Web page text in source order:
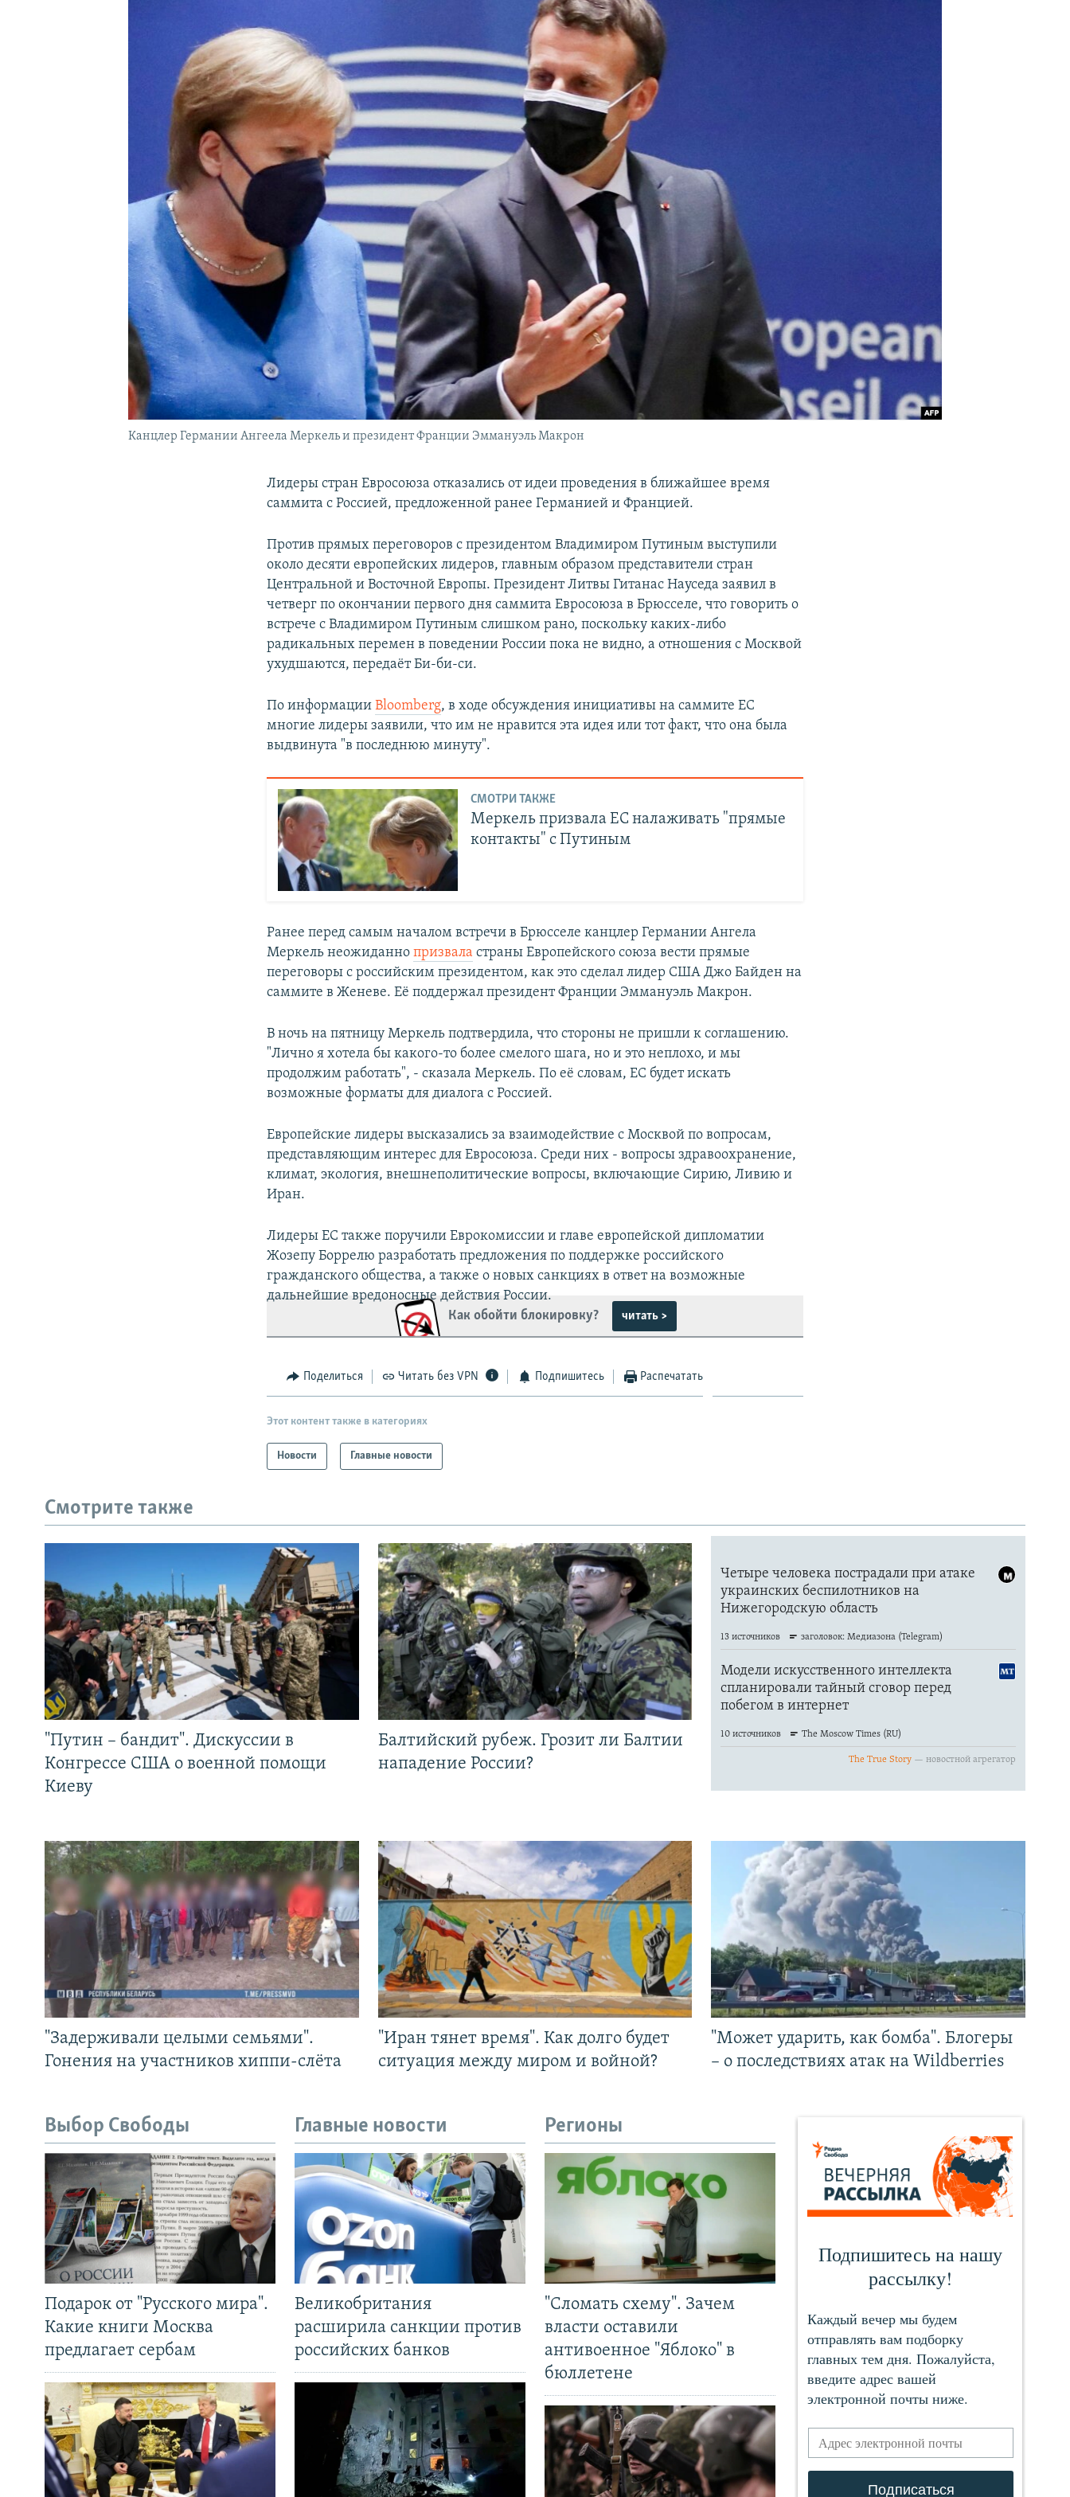
Канцлер Германии Ангеела Меркель и президент Франции Эммануэль Макрон
Лидеры стран Евросоюза отказались от идеи проведения в ближайшее время
саммита с Россией, предложенной ранее Германией и Францией.
Против прямых переговоров с президентом Владимиром Путиным выступили
около десяти европейских лидеров, главным образом представители стран
Центральной и Восточной Европы. Президент Литвы Гитанас Науседа заявил в
четверг по окончании первого дня саммита Евросоюза в Брюсселе, что говорить о
встрече с Владимиром Путиным слишком рано, поскольку каких-либо
радикальных перемен в поведении России пока не видно, а отношения с Москвой
ухудшаются, передаёт Би-би-си.
По информацииBloomberg, в ходе обсуждения инициативы на саммите ЕС
многие лидеры заявили, что им не нравится эта идея или тот факт, что она была
выдвинута "в последнюю минуту".
СМОТРИ ТАКЖЕ
Меркель призвала ЕС налаживать "прямые
контакты" с Путиным
Ранее перед самым началом встречи в Брюсселе канцлер Германии Ангела
Меркель неожиданнопризвала страны Европейского союза вести прямые
переговоры с российским президентом, как это сделал лидер США Джо Байден на
саммите в Женеве. Её поддержал президент Франции Эммануэль Макрон.
В ночь на пятницу Меркель подтвердила, что стороны не пришли к соглашению.
"Лично я хотела бы какого-то более смелого шага, но и это неплохо, и мы
продолжим работать", - сказала Меркель. По её словам, ЕС будет искать
возможные форматы для диалога с Россией.
Европейские лидеры высказались за взаимодействие с Москвой по вопросам,
представляющим интерес для Евросоюза. Среди них - вопросы здравоохранение,
климат, экология, внешнеполитические вопросы, включающие Сирию, Ливию и
Иран.
Лидеры ЕС также поручили Еврокомиссии и главе европейской дипломатии
Жозепу Боррелю разработать предложения по поддержке российского
гражданского общества, а также о новых санкциях в ответ на возможные
дальнейшие вредоносные действия России.
Как обойти блокировку?
читать >
Поделиться Читать без VPN Подпишитесь Распечатать
Этот контент также в категориях
Новости Главные новости
Смотрите также
"Путин – бандит". Дискуссии в
Конгрессе США о военной помощи
Киеву
Балтийский рубеж. Грозит ли Балтии
нападение России?
"Задерживали целыми семьями".
Гонения на участников хиппи-слёта
"Иран тянет время". Как долго будет
ситуация между миром и войной?
"Может ударить, как бомба". Блогеры
– о последствиях атак на Wildberries
Выбор Свободы
Подарок от "Русского мира".
Какие книги Москва
предлагает сербам
Главные новости
Великобритания
расширила санкции против
российских банков
Регионы
"Сломать схему". Зачем
власти оставили
антивоенное "Яблоко" в
бюллетене